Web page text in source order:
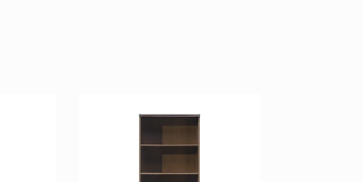
Открытые полки